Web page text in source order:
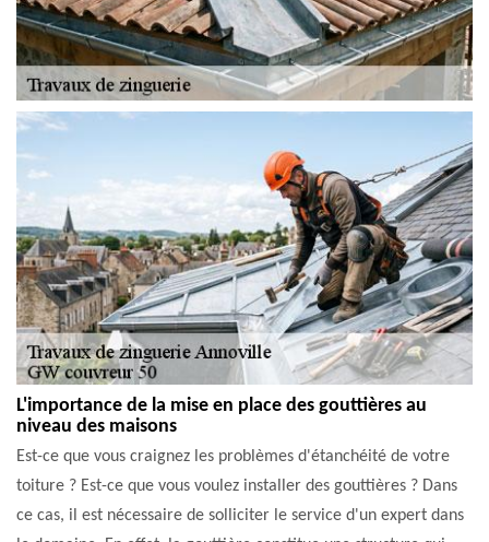
L'importance de la mise en place des gouttières au
niveau des maisons
Est-ce que vous craignez les problèmes d'étanchéité de votre
toiture ? Est-ce que vous voulez installer des gouttières ? Dans
ce cas, il est nécessaire de solliciter le service d'un expert dans